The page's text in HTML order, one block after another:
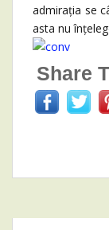
admirația se
asta nu
Share